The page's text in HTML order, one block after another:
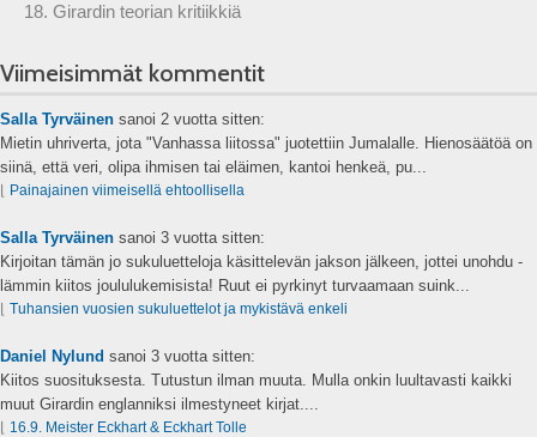
18. Girardin teorian kritiikkiä
Viimeisimmät kommentit
Salla Tyrväinen sanoi 2 vuotta sitten:
Mietin uhriverta, jota "Vanhassa liitossa" juotettiin Jumalalle. Hienosäätöä on
siinä, että veri, olipa ihmisen tai eläimen, kantoi henkeä, pu...
Painajainen viimeisellä ehtoollisella
Salla Tyrväinen sanoi 3 vuotta sitten:
Kirjoitan tämän jo sukuluetteloja käsittelevän jakson jälkeen, jottei unohdu -
lämmin kiitos joululukemisista! Ruut ei pyrkinyt turvaamaan suink...
Tuhansien vuosien sukuluettelot ja mykistävä enkeli
Daniel Nylund sanoi 3 vuotta sitten:
Kiitos suosituksesta. Tutustun ilman muuta. Mulla onkin luultavasti kaikki
muut Girardin englanniksi ilmestyneet kirjat....
16.9. Meister Eckhart & Eckhart Tolle